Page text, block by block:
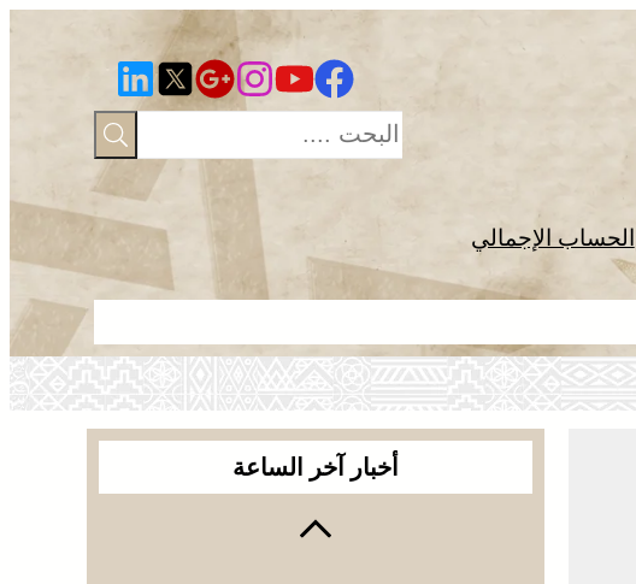
الحساب الإجمالي
القوات
أخبار آخر الساعة